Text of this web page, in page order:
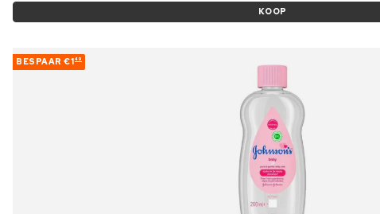
KOOP
BESPAAR €149